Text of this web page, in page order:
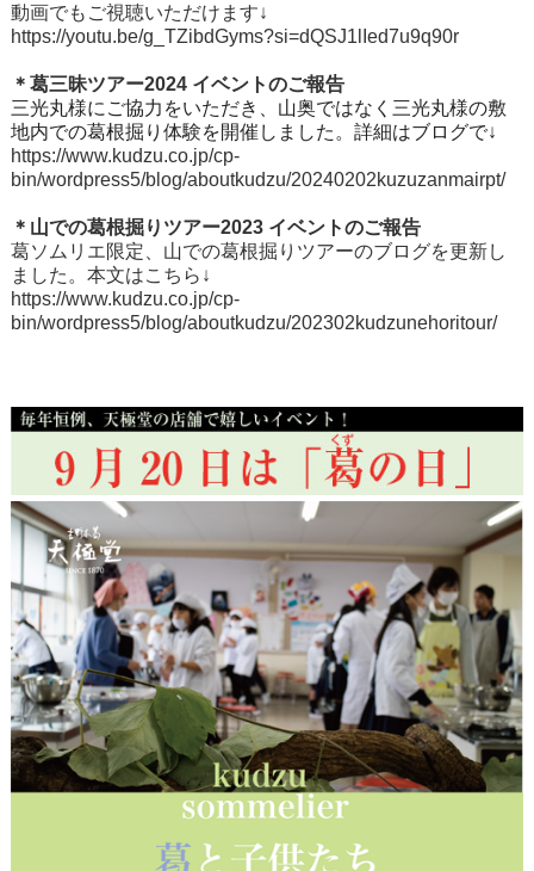
動画でもご視聴いただけます↓
https://youtu.be/g_TZibdGyms?si=dQSJ1lIed7u9q90r
＊葛三昧ツアー2024 イベントのご報告
三光丸様にご協力をいただき、山奥ではなく三光丸様の敷
地内での葛根掘り体験を開催しました。詳細はブログで↓
https://www.kudzu.co.jp/cp-
bin/wordpress5/blog/aboutkudzu/20240202kuzuzanmairpt/
＊山での葛根掘りツアー2023 イベントのご報告
葛ソムリエ限定、山での葛根掘りツアーのブログを更新し
ました。本文はこちら↓
https://www.kudzu.co.jp/cp-
bin/wordpress5/blog/aboutkudzu/202302kudzunehoritour/